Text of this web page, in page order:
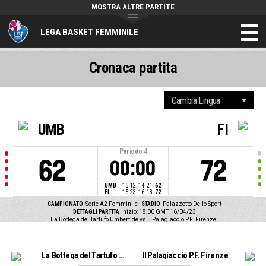
LEGA BASKET FEMMINILE
MOSTRA ALTRE PARTITE
UMB
62
Periodo 4
00:00
UMB 15 12 14 21 62
FI
15 23 16 18 72
FI
72
CAMPIONATO Serie A2 Femminile STADIO Palazzetto Dello Sport
DETTAGLI PARTITA
Inizio: 18:00 GMT 16/04/23
La Bottega del Tartufo Umbertide vs Il Palagiaccio P.F. Firenze
Cronaca partita
La Bottega del Tartufo Umbertide Il Palagiaccio P.F. Firenze